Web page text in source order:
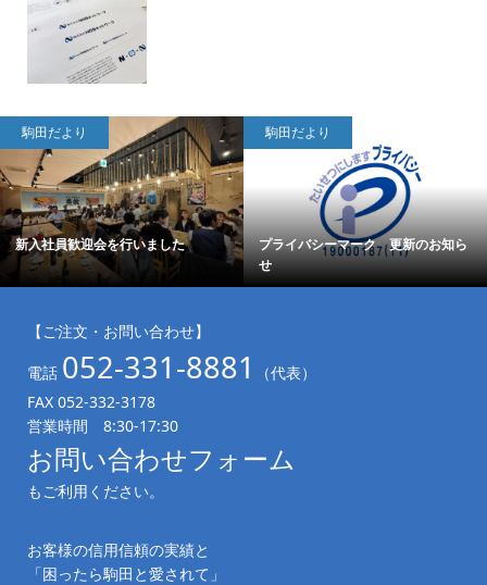
駒田だより
新入社員歓迎会を行いました
駒田だより
プライバシーマーク 更新のお知ら
せ
【ご注文・お問い合わせ】
電話 052-331-8881
（代表）
FAX 052-332-3178
営業時間 8:30-17:30
お問い合わせフォーム
もご利用ください。
お客様の信用信頼の実績と
「困ったら駒田と愛されて」